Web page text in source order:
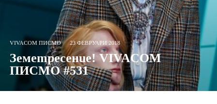
VIVACOM ПИСМО 23 ФЕВРУАРИ 2018
Земетресение! VIVACOM
ПИСМО #531